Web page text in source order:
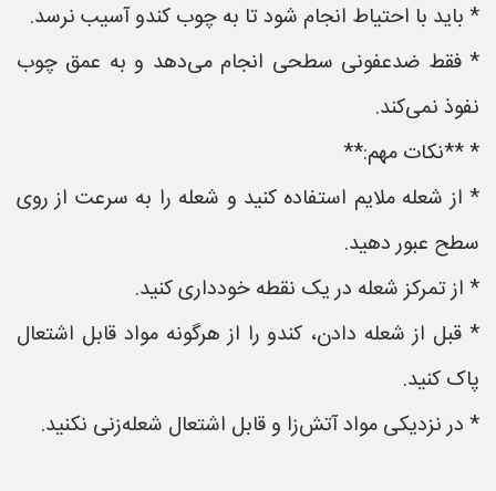
* باید با احتیاط انجام شود تا به چوب کندو آسیب نرسد.
* فقط ضدعفونی سطحی انجام می‌دهد و به عمق چوب
نفوذ نمی‌کند.
* **نکات مهم:**
* از شعله ملایم استفاده کنید و شعله را به سرعت از روی
سطح عبور دهید.
* از تمرکز شعله در یک نقطه خودداری کنید.
* قبل از شعله دادن، کندو را از هرگونه مواد قابل اشتعال
پاک کنید.
* در نزدیکی مواد آتش‌زا و قابل اشتعال شعله‌زنی نکنید.